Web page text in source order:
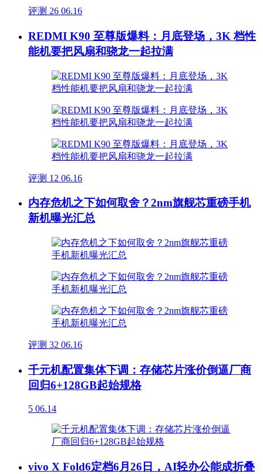
评测 26 06.16
REDMI K90 至尊版爆料：月底登场，3K 档性
能机要把风扇和骁龙一起拉满
评测 12 06.16
内存危机之下如何取舍？2nm旗舰芯重磅手机
新机曝光汇总
评测 32 06.16
千元机配置集体下调：存储芯片涨价倒逼厂商
回归6+128GB起始规格
5 06.14
vivo X Fold6定档6月26日，AI轻办公能成折叠